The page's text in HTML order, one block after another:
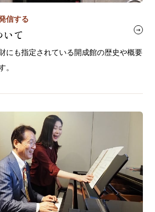
信する
て
にも指定されている開成館の歴史や概要
。